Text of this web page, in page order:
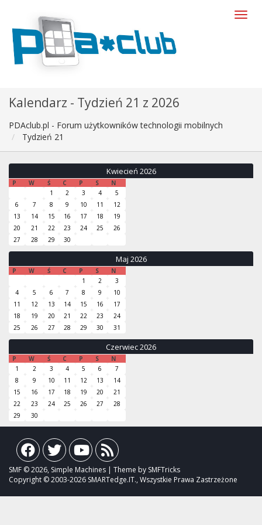
Kalendarz - Tydzień 21 z 2026
PDAclub.pl - Forum użytkowników technologii mobilnych
Tydzień 21
Kwiecień 2026
P W Ś C P S
N
1
2 3 4
5
6
7 8 9 10 11
12
13
14 15 16 17 18
19
20
21 22 23 24 25
26
27
28 29 30
Maj 2026
P W Ś C P S
N
1
2
3
4
5 6 7 8 9
10
11
12 13 14 15 16
17
18
19 20 21 22 23
24
25
26 27 28 29 30 31
Czerwiec 2026
P W Ś C P S
N
1
2 3 4 5 6
7
8
9 10 11 12 13
14
15
16 17 18 19 20
21
22
23 24 25 26 27
28
29
30
SMF © 2026, Simple Machines | Theme by SMFTricks
Copyright © 2003-2026 SMARTedge.IT., Wszystkie Prawa Zastrzeżone